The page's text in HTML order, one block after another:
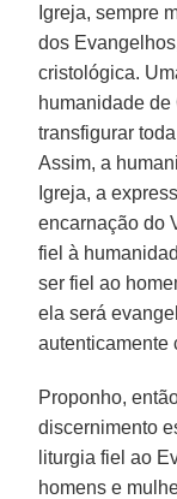
Igreja, sempre
dos
cristológica.
humanidade
transfigurar
Assim, a
Igreja, a
encarnação do
fiel à
ser fiel ao
ela será
autenticamente
Proponho,
discernimento
liturgia fiel ao
homens e